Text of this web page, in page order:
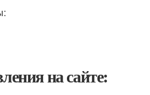
на сайте: